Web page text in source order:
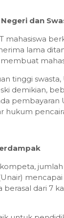
dan
mahasiswa
lama
tinggi
demikian,
pembayaran
hukum
berasal dari 7